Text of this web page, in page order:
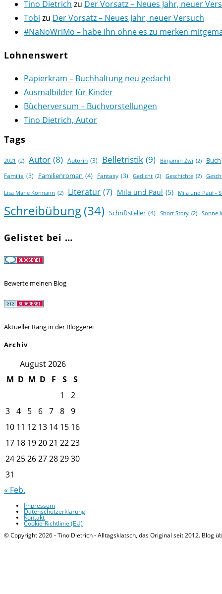
Tino Dietrich zu Der Vorsatz – Neues Jahr, neuer
Tobi zu Der Vorsatz – Neues Jahr, neuer Versuch
#NaNoWriMo – habe ihn ohne es zu merken
Lohnenswert
Papierkram – Buchhaltung neu gedacht
Ausmalbilder für Kinder
Bücherversum – Buchvorstellungen
Tino Dietrich, Autor
Tags
2021 (2) Autor (8) Autorin (3) Belletristik (9) Binjamin Zwi (2) Buch
Familie (3) Familienroman (4) Fantasy (3) Gedicht (2) Geschichte (2)
Lisa Marie Kormann (2) Literatur (7) Mila und Paul (5) Mila und Paul -
Schreibübung(34) Schriftsteller (4) Short Story (2) Sonne
Gelistet bei …
Bewerte meinen Blog
Aktueller Rang in der Bloggerei
Archiv
August 2026
M D M D F S
S
1
2
3 4 5 6 7 8 9
10 11 12 13 14 15 16
17 18 192021 2223
24252627282930
31
« Feb.
Impressum
Datenschutzerklärung
Kontakt
Cookie-Richtlinie (EU)
© Copyright 2026 - Tino Dietrich - Alltagsklatsch, das Original seit 2012. Blog